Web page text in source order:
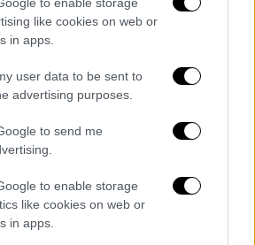
to enable storage
like cookies on web or
in apps.
user data to be sent to
advertising purposes.
to send me
to enable storage
like cookies on web or
in apps.
λιμενάρχη Εύθυμη Δουβή,
υπάρχει κάτι
μπορούμε να πούμε, ή να
ακολουθηθεί το
σχετίζεται με τα αγνώστου
πτώματα και θα
κάποια ταυτοποίηση»